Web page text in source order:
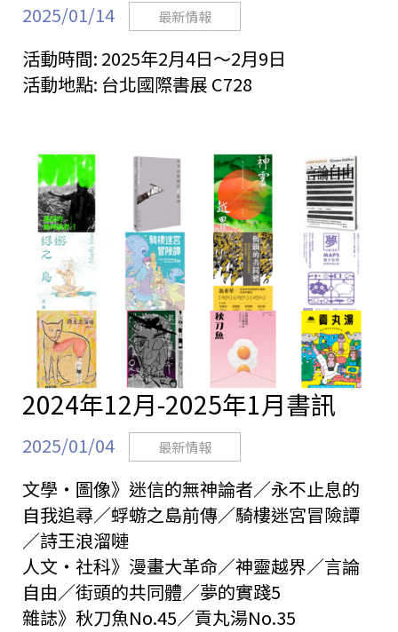
2025/01/14 最新情報
活動時間: 2025年2月4日～2月9日
活動地點: 台北國際書展 C728
2024年12月-2025年1月書訊
2025/01/04 最新情報
文學・圖像》迷信的無神論者／永不止息的
自我追尋／蜉蝣之島前傳／騎樓迷宮冒險譚
／詩王浪溜嗹
人文・社科》漫畫大革命／神靈越界／言論
自由／街頭的共同體／夢的實踐5
雜誌》秋刀魚No.45／貢丸湯No.35